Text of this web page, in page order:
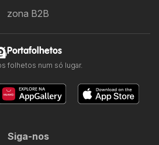
zona B2B
Portafolhetos
folhetos num só lugar.
Siga-nos